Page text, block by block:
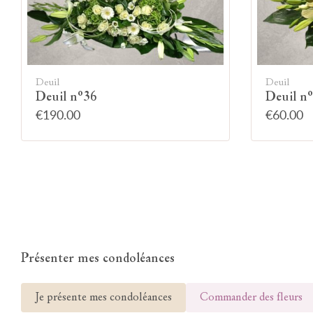
Deuil
Deuil n°36
€190.00
Deuil
Deuil
€60.00
Présenter mes condoléances
Je présente mes condoléances Commander des fleurs